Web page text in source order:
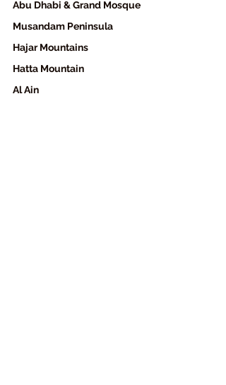
Abu Dhabi & Grand Mosque
Musandam Peninsula
Hajar Mountains
Hatta Mountain
Al Ain